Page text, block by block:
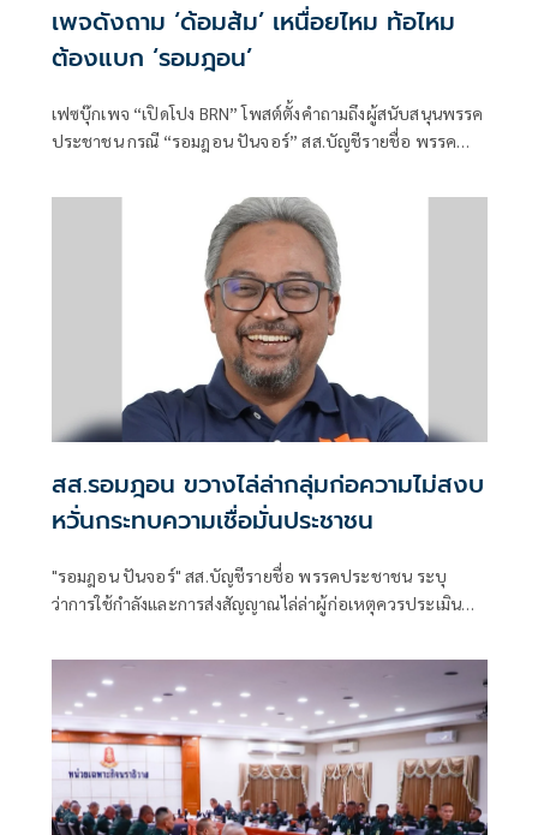
เพจดังถาม ‘ด้อมส้ม’ เหนื่อยไหม ท้อไหม
ต้องแบก ‘รอมฎอน’
เฟซบุ๊กเพจ “เปิดโปง BRN” โพสต์ตั้งคำถามถึงผู้สนับสนุนพรรค
ประชาชน กรณี “รอมฎอน ปันจอร์” สส.บัญชีรายชื่อ พรรค
สส.รอมฎอน ขวางไล่ล่ากลุ่มก่อความไม่สงบ
หวั่นกระทบความเชื่อมั่นประชาชน
"รอมฎอน ปันจอร์" สส.บัญชีรายชื่อ พรรคประชาชน ระบุ
ว่าการใช้กำลังและการส่งสัญญาณไล่ล่าผู้ก่อเหตุควรประเมิน